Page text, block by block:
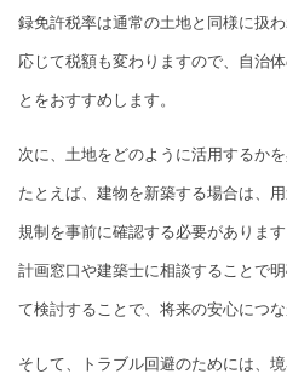
録免許税率は通常の土地と同様に扱
応じて税額も変わりますので、自治
とをおすすめします。
次に、土地をどのように活用するか
たとえば、建物を新築する場合は、
規制を事前に確認する必要がありま
計画窓口や建築士に相談することで
て検討することで、将来の安心につな
そして、トラブル回避のためには、